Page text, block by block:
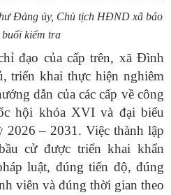
Đảng ủy, Chủ tịch HĐND xã báo
kiểm tra
đạo của cấp trên, xã Đình
triển khai thực hiện nghiêm
dẫn của các cấp về công
hội khóa XVI và đại biểu
2026 – 2031 . Việc thành lập
cử được triển khai khẩn
luật, đúng tiến độ, đúng
viên và đúng thời gian theo